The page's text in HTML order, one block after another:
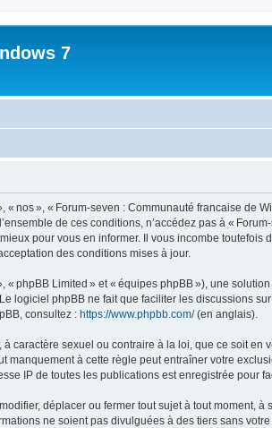
7
nos », « Forum-seven : Communauté francaise de
de ces conditions, n’accédez pas à «
pour vous en informer. Il vous incombe toutefois
des conditions mises à jour.
phpBB Limited » et « équipes phpBB »), une
logiciel phpBB ne fait que faciliter les discussions
consultez : https://www.phpbb.com/(en anglais).
sexuel ou contraire à la loi, que ce soit en
à cette règle peut entraîner votre
IP de toutes les publications est enregistrée pour
déplacer ou fermer tout sujet à tout moment, à
ne soient pas divulguées à des tiers sans